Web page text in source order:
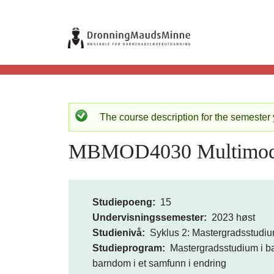
S
t
d
i
S
t
a
t
u
s
The course description for the
MBMOD4030
Studiepoeng
15
Undervisningssemester
2023 høst
Studienivå
Syklus 2:
Studieprogram
Mastergradsstudium i
barndom i et samfunn i endring